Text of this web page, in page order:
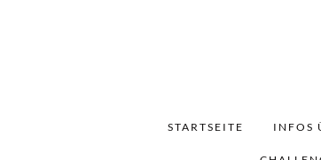
STARTSEITE INFOS